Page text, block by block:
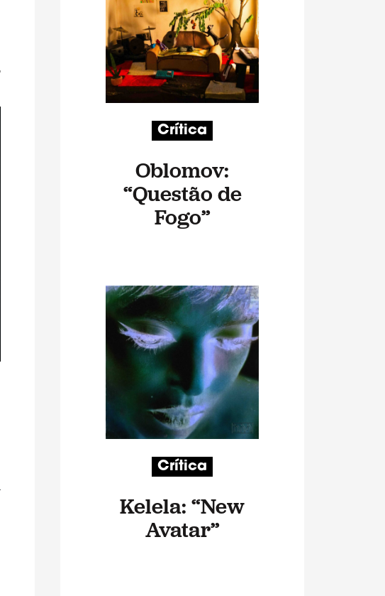
Crítica
Oblomov:
“Questão de
Fogo”
Crítica
Kelela: “New
Avatar”